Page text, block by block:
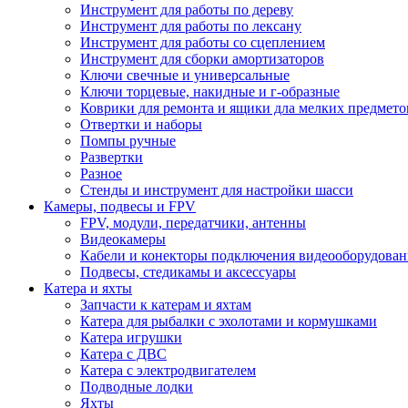
Инструмент для работы по дереву
Инструмент для работы по лексану
Инструмент для работы со сцеплением
Инструмент для сборки амортизаторов
Ключи свечные и универсальные
Ключи торцевые, накидные и г-образные
Коврики для ремонта и ящики дла мелких
Отвертки и наборы
Помпы ручные
Развертки
Разное
Стенды и инструмент для настройки шасси
Камеры, подвесы и FPV
FPV, модули, передатчики, антенны
Видеокамеры
Кабели и конекторы подключения
Подвесы, стедикамы и аксессуары
Катера и яхты
Запчасти к катерам и яхтам
Катера для рыбалки с эхолотами и кормушками
Катера игрушки
Катера с ДВС
Катера с электродвигателем
Подводные лодки
Яхты